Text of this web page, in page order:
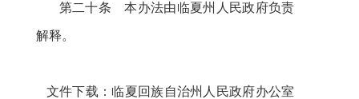
第二十条 本办法由临夏州人民政府负责
解释。
文件下载： 临夏回族自治州人民政府办公室